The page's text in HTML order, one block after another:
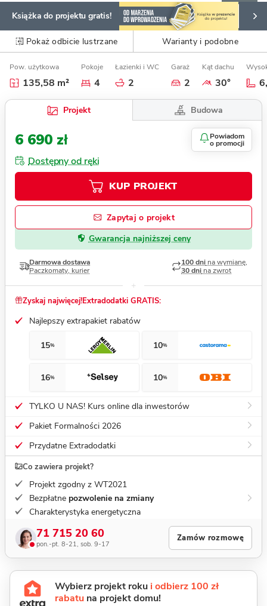
Książka do projektu gratis!
Pokaż odbicie lustrzane Warianty i podobne
Pow. użytkowa
135,58 m²
Pokoje
4
Łazienki i WC
2
Garaż
2
Kąt dachu
30°
Projekt Budowa
6 690 zł Powiadom
o promocji
Dostępny od ręki
KUP PROJEKT
Zapytaj o projekt
Gwarancja najniższej ceny
Darmowa dostawa
Paczkomaty, kurier
100 dni na wymianę,
30 dni na zwrot
Zyskaj najwięcej!Extradodatki GRATIS:
Najlepszy extrapakiet rabatów
15% 10%
16% 10%
TYLKO U NAS! Kurs online dla inwestorów
Pakiet Formalności 2026
Przydatne Extradodatki
Co zawiera projekt?
Projekt zgodny z WT2021
Bezpłatne pozwolenie na zmiany
Charakterystyka energetyczna
71 715 20 60
pon.-pt. 8-21, sob. 9-17
Zamów rozmowę
Wybierz projekt roku i odbierz 100 zł
rabatu na projekt domu!